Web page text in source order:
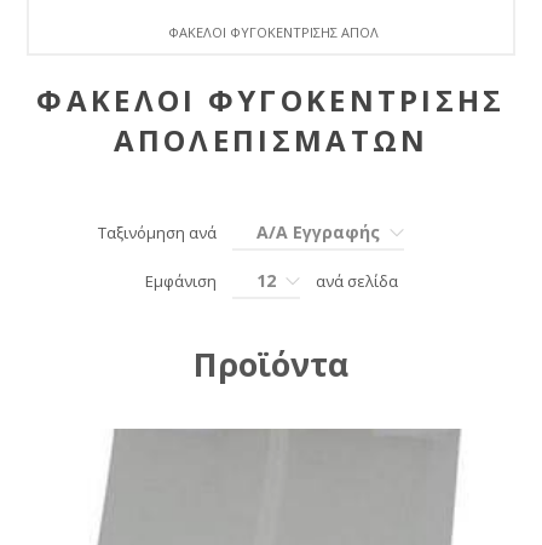
ΦΆΚΕΛΟΙ ΦΥΓΟΚΈΝΤΡΙΣΗΣ ΑΠΟΛΕΠΙΣΜΆΤΩΝ
ΦΆΚΕΛΟΙ ΦΥΓΟΚΈΝΤΡΙΣΗΣ
ΑΠΟΛΕΠΙΣΜΆΤΩΝ
Ταξινόμηση ανά Α/Α Εγγραφής
Εμφάνιση 12 ανά σελίδα
Προϊόντα